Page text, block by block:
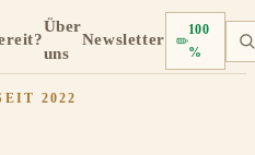
Über
uns
Newsletter
100
%
2022